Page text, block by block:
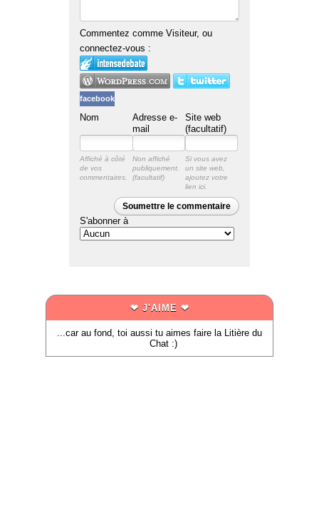
Commentez comme Visiteur, ou
connectez-vous :
facebook
Nom
Adresse e-
mail
Site web
(facultatif)
Affiché à côté
de vos
commentaires.
Non affiché
publiquement.
Si vous avez
un site web,
ajoutez votre
lien ici.
Soumettre le commentaire
S'abonner à
❤ J'AIME ❤
...car au fond, toi aussi tu aimes faire la Litière du
Chat :)